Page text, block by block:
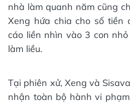
nhà làm quanh năm cũng
Xeng hứa chia cho số tiền
cáo liền nhìn vào 3 con
làm liều.
Tại phiên xử, Xeng và
nhận toàn bộ hành vi